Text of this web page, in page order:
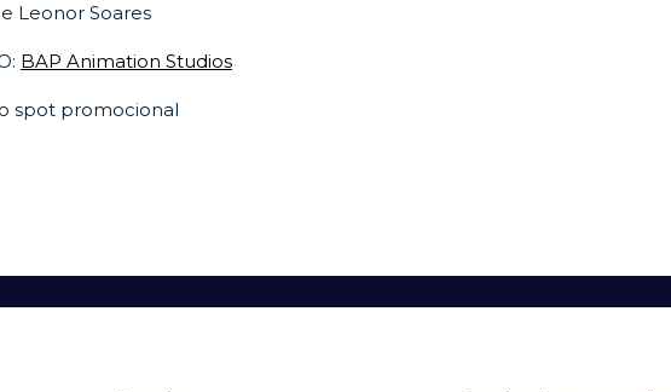
Leonor Soares
BAP Animation Studios
o spot promocional